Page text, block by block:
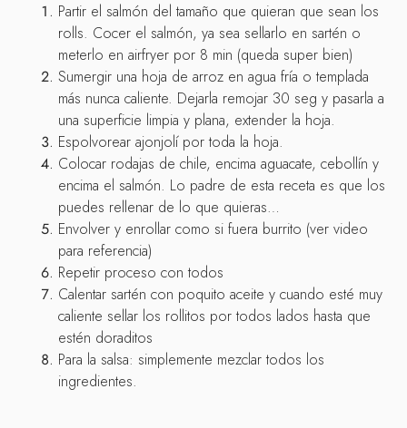
Partir el salmón del tamaño que quieran que sean los
rolls. Cocer el salmón, ya sea sellarlo en sartén o
meterlo en airfryer por 8 min (queda super bien)
Sumergir una hoja de arroz en agua fría o templada
más nunca caliente. Dejarla remojar 30 seg y pasarla a
una superficie limpia y plana, extender la hoja.
Espolvorear ajonjolí por toda la hoja.
Colocar rodajas de chile, encima aguacate, cebollín y
encima el salmón. Lo padre de esta receta es que los
puedes rellenar de lo que quieras…
Envolver y enrollar como si fuera burrito (ver video
para referencia)
Repetir proceso con todos
Calentar sartén con poquito aceite y cuando esté muy
caliente sellar los rollitos por todos lados hasta que
estén doraditos
Para la salsa: simplemente mezclar todos los
ingredientes.